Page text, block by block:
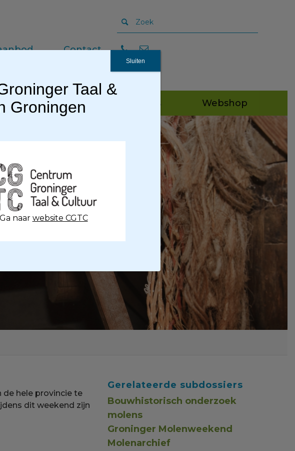
Contact
Praktijkkennis Publicaties Webshop
de hele provincie te
dit weekend zijn
Gerelateerde subdossiers
Bouwhistorisch onderzoek
molens
Groninger Molenweekend
Molenarchief
Taal &
Groningen
Ga naar website CGTC
Sluiten